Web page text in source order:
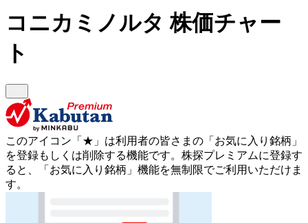
コニカミノルタ株価チャー
ト
このアイコン 「★」 は利用者の皆さまの 「お気に入り銘柄」
を登録もしくは削除する機能です。 株探プレミアムに登録す
ると、「お気に入り銘柄」機能を無制限でご利用いただけま
す。